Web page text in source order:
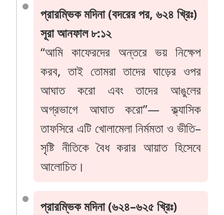
প্রারম্ভিক মদিনা (বদরের পর, ৬২৪ খ্রিঃ)
সূরা আনফাল ৮:১২
“আমি কাফেরদের অন্তরে ভয় নিক্ষেপ
করব, তাই তোমরা তাদের ঘাড়ের ওপর
আঘাত করো এবং তাদের আঙুলের
অগ্রভাগে আঘাত করো”— ক্ল্যাসিক
তাফসিরে এটি খোলামেলা নির্মমতা ও ভীতি–
সৃষ্টি নীতিকে বৈধ করার আয়াত হিসেবে
আলোচিত।
প্রারম্ভিক মদিনা (৬২৪–৬২৫ খ্রিঃ)